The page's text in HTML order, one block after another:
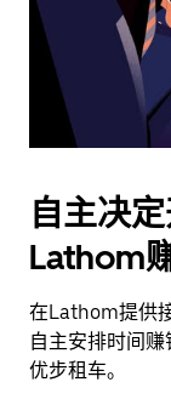
按
退
闭
日
历。
自主决
Lathom
在Lathom提供
自主安排时间
优步租车。